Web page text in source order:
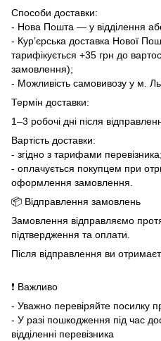
Способи доставки:
- Нова Пошта — у відділення
- Кур’єрська доставка Нової
тарифікується +35 грн до
замовлення);
- Можливість самовивозу у м.
Термін доставки:
1–3 робочі дні після
Вартість доставки:
- згідно з тарифами перевізника;
- оплачується покупцем при
оформлення замовлення.
📦 Відправлення замовлень
Замовлення відправляємо
підтвердження та оплати.
Після відправлення ви
❗ Важливо
- Уважно перевіряйте посилку
- У разі пошкодження під час
відділенні перевізника